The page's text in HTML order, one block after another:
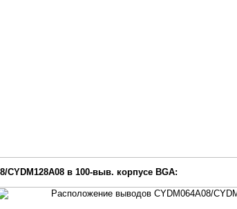
в 100-выв. корпусе BGA: